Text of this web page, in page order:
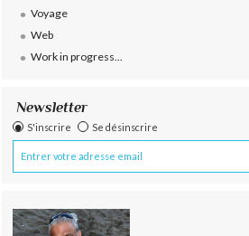
Voyage
Web
Work in progress...
Newsletter
S'inscrire Se désinscrire